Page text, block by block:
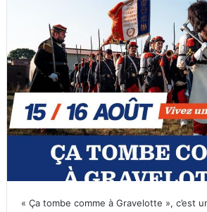
« Ça tombe comme à Gravelotte », c’est